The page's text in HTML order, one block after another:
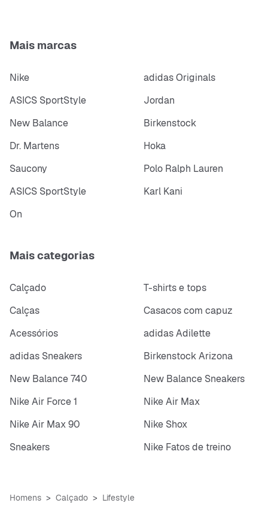
Mais marcas
Nike
adidas Originals
ASICS SportStyle
Jordan
New Balance
Birkenstock
Dr. Martens
Hoka
Saucony
Polo Ralph Lauren
ASICS SportStyle
Karl Kani
On
Mais categorias
Calçado
T-shirts e tops
Calças
Casacos com capuz
Acessórios
adidas Adilette
adidas Sneakers
Birkenstock Arizona
New Balance 740
New Balance Sneakers
Nike Air Force 1
Nike Air Max
Nike Air Max 90
Nike Shox
Sneakers
Nike Fatos de treino
Homens Calçado Lifestyle